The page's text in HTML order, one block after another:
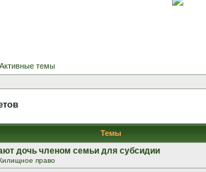
Активные темы
Темы
дочь членом семьи для субсидии
право